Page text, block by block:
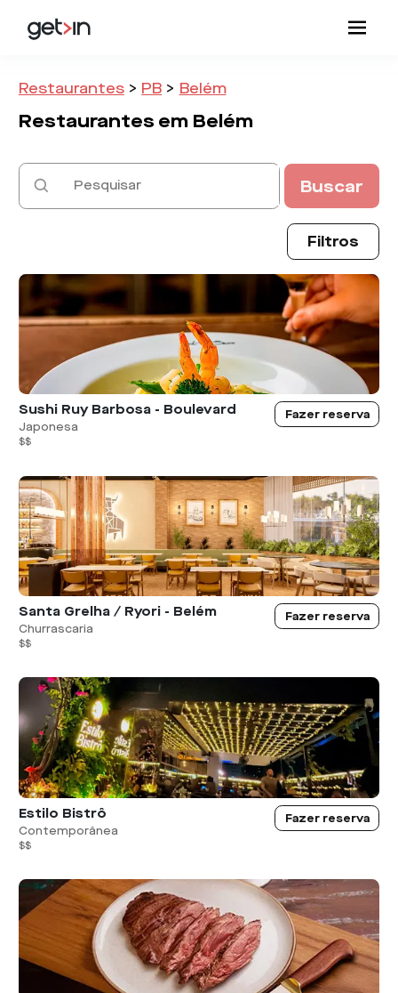
Restaurantes > PB > Belém
Restaurantes em Belém
Buscar
Filtros
Sushi Ruy Barbosa - Boulevard
Japonesa
$$
Fazer reserva
Santa Grelha / Ryori - Belém
Churrascaria
$$
Fazer reserva
Estilo Bistrô
Contemporânea
$$
Fazer reserva